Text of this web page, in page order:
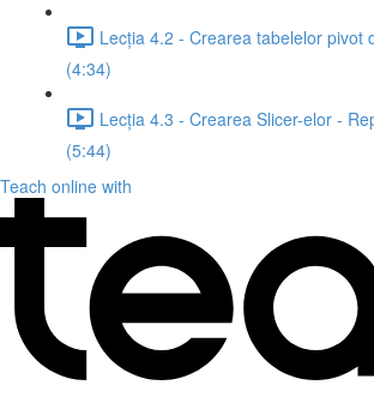
Lecția 4.2 - Crearea tabelelor pivot
(4:34)
Lecția 4.3 - Crearea Slicer-elor -
(5:44)
Teach online with